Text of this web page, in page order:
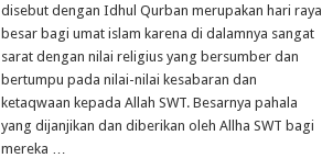
disebut dengan Idhul Qurban merupakan hari raya
besar bagi umat islam karena di dalamnya sangat
sarat dengan nilai religius yang bersumber dan
bertumpu pada nilai-nilai kesabaran dan
ketaqwaan kepada Allah SWT. Besarnya pahala
yang dijanjikan dan diberikan oleh Allha SWT bagi
mereka …